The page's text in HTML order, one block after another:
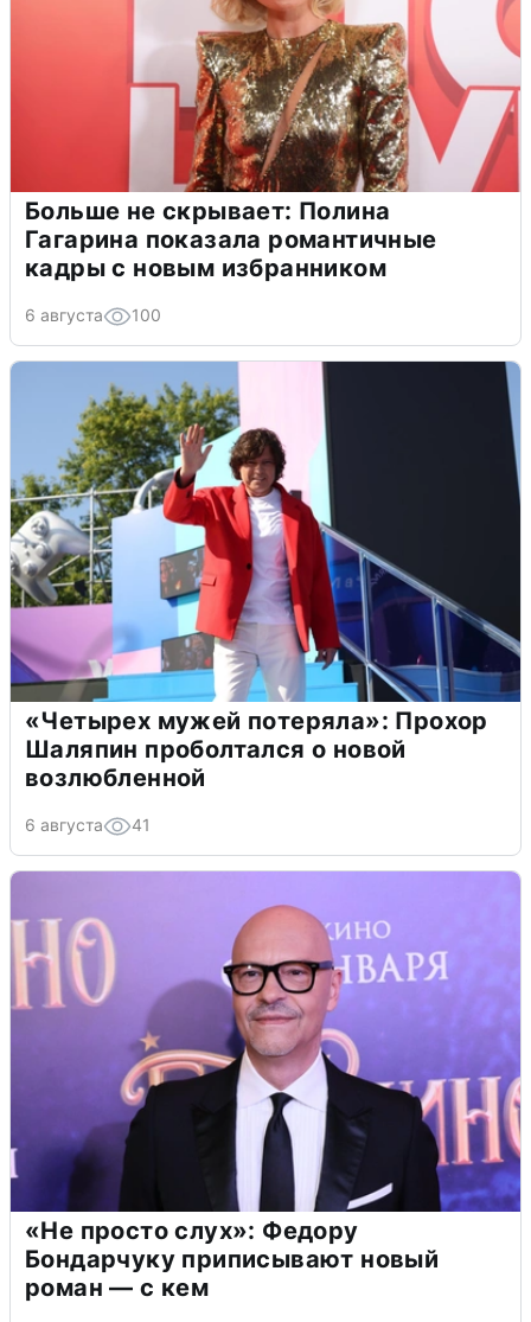
Больше не скрывает: Полина
Гагарина показала романтичные
кадры с новым избранником
6 августа 100
«Четырех мужей потеряла»: Прохор
Шаляпин проболтался о новой
возлюбленной
6 августа 41
«Не просто слух»: Федору
Бондарчуку приписывают новый
роман — с кем